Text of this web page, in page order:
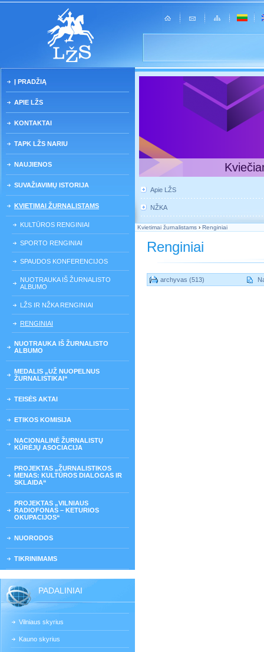
Į PRADŽIĄ
APIE LŽS
KONTAKTAI
TAPK LŽS NARIU
NAUJIENOS
SUVAŽIAVIMŲ ISTORIJA
KVIETIMAI ŽURNALISTAMS
KULTŪROS RENGINIAI
SPORTO RENGINIAI
SPAUDOS KONFERENCIJOS
NUOTRAUKA IŠ ŽURNALISTO
ALBUMO
LŽS IR NŽKA RENGINIAI
RENGINIAI
NUOTRAUKA IŠ ŽURNALISTO
ALBUMO
MEDALIS „UŽ NUOPELNUS
ŽURNALISTIKAI“
TEISĖS AKTAI
ETIKOS KOMISIJA
NACIONALINĖ ŽURNALISTŲ
KŪRĖJŲ ASOCIACIJA
PROJEKTAS „ŽURNALISTIKOS
MENAS: KULTŪROS DIALOGAS IR
SKLAIDA“
PROJEKTAS „VILNIAUS
RADIOFONAS – KETURIOS
OKUPACIJOS“
NUORODOS
TIKRINIMAMS
PADALINIAI
Vilniaus skyrius
Kauno skyrius
Apie LŽS
NŽKA
Kvietimai žurnalistams › Renginiai
Renginiai
archyvas (513)